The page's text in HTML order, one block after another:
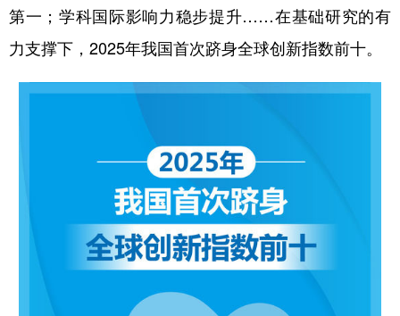
第一；学科国际影响力稳步提升……在基础研究的有
力支撑下，2025年我国首次跻身全球创新指数前十。